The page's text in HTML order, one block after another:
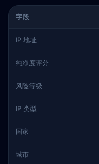
字段
IP 地址
纯净度评分
风险等级
IP 类型
国家
城市